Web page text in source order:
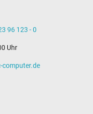
96 123 - 0
Uhr
computer.de